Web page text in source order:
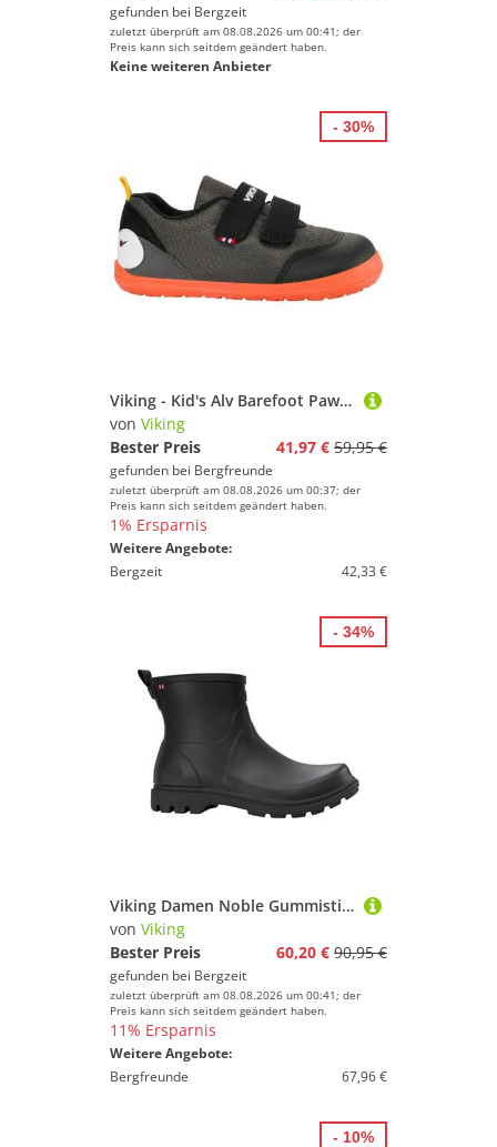
gefunden bei Bergzeit
zuletzt überprüft am 08.08.2026 um 00:41; der
Preis kann sich seitdem geändert haben.
Keine weiteren Anbieter
Viking - Kid's Alv Barefoot Paw 2V - Barfußschuhe Gr 23 grau
von Viking
Bester Preis
41,97 € 59,95 €
gefunden bei Bergfreunde
zuletzt überprüft am 08.08.2026 um 00:37; der
Preis kann sich seitdem geändert haben.
1% Ersparnis
Weitere Angebote:
Bergzeit
42,33 €
- 30%
Viking Damen Noble Gummistiefel
von Viking
Bester Preis
60,20 € 90,95 €
gefunden bei Bergzeit
zuletzt überprüft am 08.08.2026 um 00:41; der
Preis kann sich seitdem geändert haben.
11% Ersparnis
Weitere Angebote:
Bergfreunde
67,96 €
- 34%
- 10%